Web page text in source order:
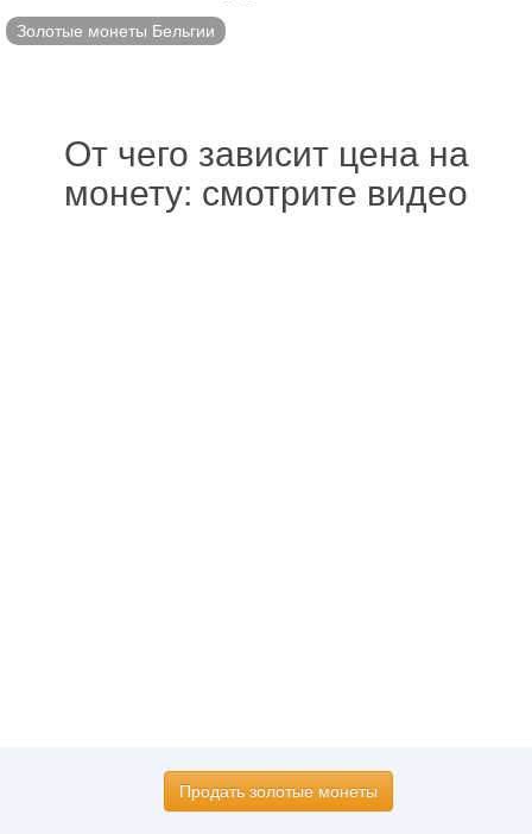
Золотые монеты Бельгии
От чего зависит цена на
монету: смотрите видео
Продать золотые монеты